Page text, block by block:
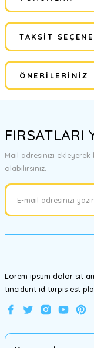
Bu
TAKSIT
ÖNERILERINIZ
tarafımıza iletebilirsiniz.
Görüş ve önerileriniz
Ürün resmi kalitesiz,
Ürün bilgilerinde
FIRSATLARI
Mail adresinizi ekleyerek
olabilirsiniz.
Lorem ipsum dolor sit
tincidunt id turpis est